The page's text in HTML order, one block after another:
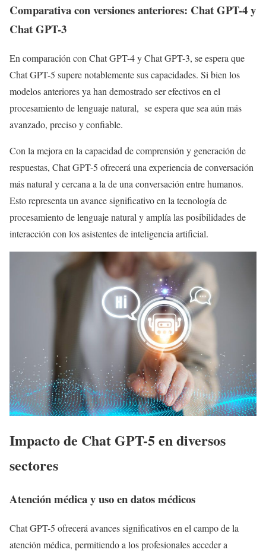
Comparativa con versiones anteriores: Chat GPT-4 y
Chat GPT-3
En comparación con Chat GPT-4 y Chat GPT-3, se espera que
Chat GPT-5 supere notablemente sus capacidades. Si bien los
modelos anteriores ya han demostrado ser efectivos en el
procesamiento de lenguaje natural, se espera que sea aún más
avanzado, preciso y confiable.
Con la mejora en la capacidad de comprensión y generación de
respuestas, Chat GPT-5 ofrecerá una experiencia de conversación
más natural y cercana a la de una conversación entre humanos.
Esto representa un avance significativo en la tecnología de
procesamiento de lenguaje natural y amplía las posibilidades de
interacción con los asistentes de inteligencia artificial.
Impacto de Chat GPT-5 en diversos
sectores
Atención médica y uso en datos médicos
Chat GPT-5 ofrecerá avances significativos en el campo de la
atención médica, permitiendo a los profesionales acceder a